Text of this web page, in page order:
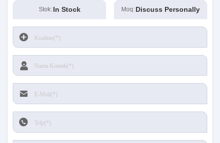
correctly. The manual adjustment is smooth, and
No more eye strain during long sessions. Highly
recommend taking the time to set it up
once you dial in the IPD correctly. The manual
adjustment is smooth, and finding that sweet spot
during long sessions. Highly r
Stok: In Stock Moq: Discuss Personally